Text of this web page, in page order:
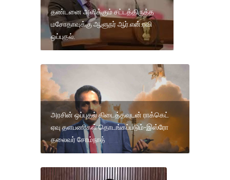
தண்டனை அளிக்கும் சட்டத்திருத்த
மசோதாவுக்கு ஆளுநர் ஆர்.என்.ரவி
ஒப்புதல்.
அரசின் ஒப்புதல் கிடைத்தவுடன் ராக்கெட்
ஏவு தளபணிகள் தொடங்கப்படும்-இஸ்ரோ
தலைவர் சோம்நாத்